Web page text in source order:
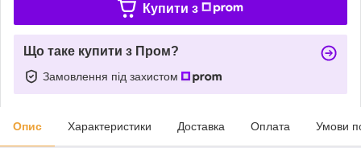
Купити з
Що таке купити з Пром?
Замовлення під захистом
Опис Характеристики Доставка Оплата Умови